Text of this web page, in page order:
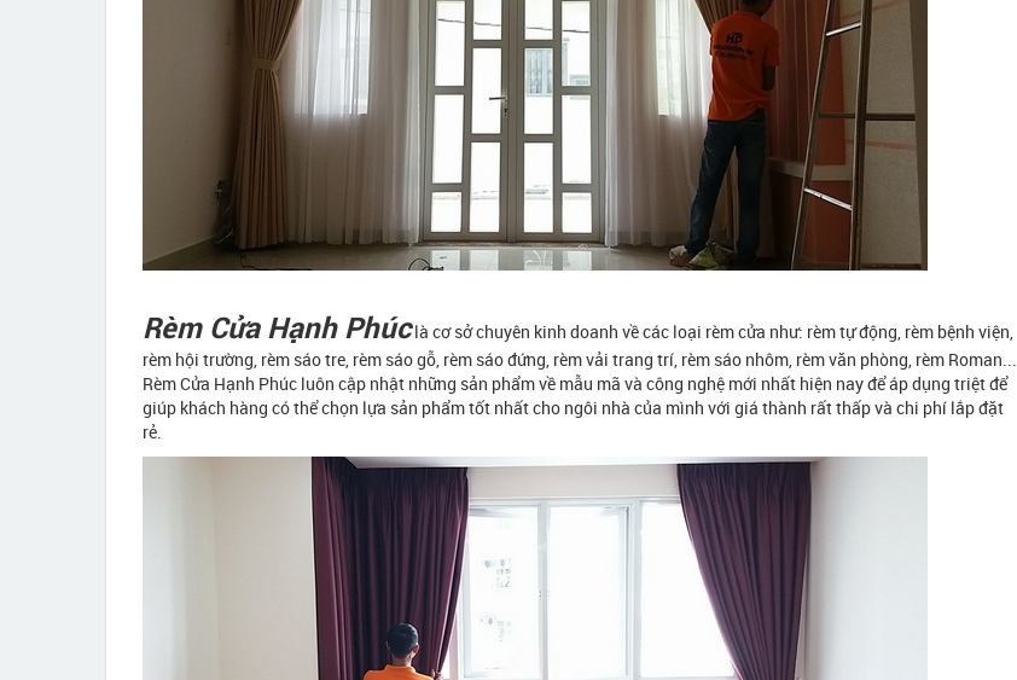
Rèm Cửa Hạnh Phúclà cơ sở chuyên kinh doanh về các loại rèm cửa như: rèm tự động, rèm bệnh viện,
rèm hội trường, rèm sáo tre, rèm sáo gỗ, rèm sáo đứng, rèm vải trang trí, rèm sáo nhôm, rèm văn phòng, rèm Roman...
Rèm Cửa Hạnh Phúc luôn cập nhật những sản phẩm về mẫu mã và công nghệ mới nhất hiện nay để áp dụng triệt để
giúp khách hàng có thể chọn lựa sản phẩm tốt nhất cho ngôi nhà của mình với giá thành rất thấp và chi phí lắp đặt
rẻ.